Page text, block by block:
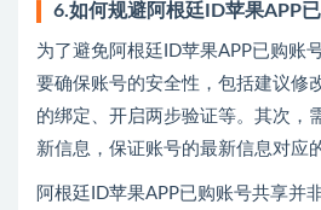
6.如何规避阿根廷ID苹果APP
为了避免阿根廷ID苹果APP已购账
要确保账号的安全性，包括建议修
的绑定、开启两步验证等。其次，
新信息，保证账号的最新信息对应
阿根廷ID苹果APP已购账号共享并